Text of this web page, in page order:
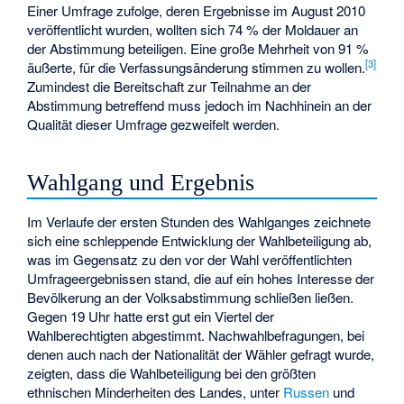
Einer Umfrage zufolge, deren Ergebnisse im August 2010
veröffentlicht wurden, wollten sich 74 % der Moldauer an
der Abstimmung beteiligen. Eine große Mehrheit von 91 %
äußerte, für die Verfassungsänderung stimmen zu wollen.[3]
Zumindest die Bereitschaft zur Teilnahme an der
Abstimmung betreffend muss jedoch im Nachhinein an der
Qualität dieser Umfrage gezweifelt werden.
Wahlgang und Ergebnis
Im Verlaufe der ersten Stunden des Wahlganges zeichnete
sich eine schleppende Entwicklung der Wahlbeteiligung ab,
was im Gegensatz zu den vor der Wahl veröffentlichten
Umfrageergebnissen stand, die auf ein hohes Interesse der
Bevölkerung an der Volksabstimmung schließen ließen.
Gegen 19 Uhr hatte erst gut ein Viertel der
Wahlberechtigten abgestimmt. Nachwahlbefragungen, bei
denen auch nach der Nationalität der Wähler gefragt wurde,
zeigten, dass die Wahlbeteiligung bei den größten
ethnischen Minderheiten des Landes, unter Russen und